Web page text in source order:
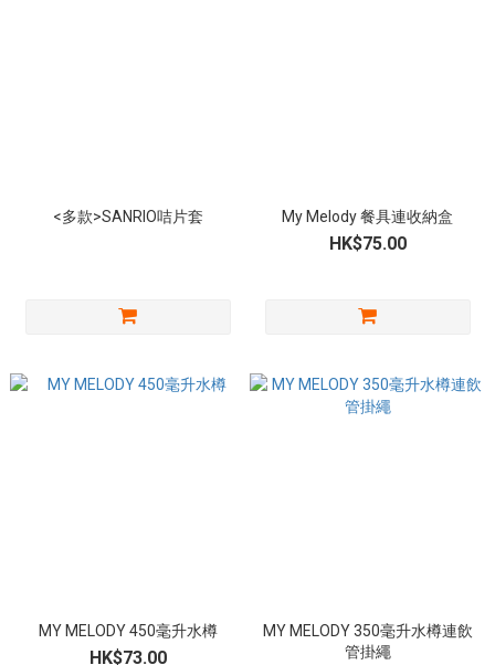
<多款>SANRIO咭片套 My Melody 餐具連收納盒
HK$75.00
MY MELODY 450毫升水樽
HK$73.00
MY MELODY 350毫升水樽連飲
管掛繩